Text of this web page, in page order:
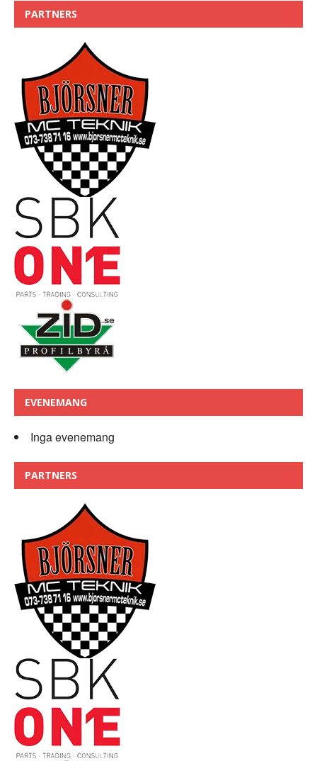
PARTNERS
EVENEMANG
Inga evenemang
PARTNERS